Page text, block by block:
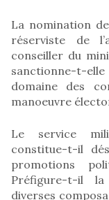
La nomination
réserviste de
conseiller du
sanctionne-t-
domaine des
manoeuvre
Le service
constitue-t-il
promotions
Préfigure-t-il
diverses